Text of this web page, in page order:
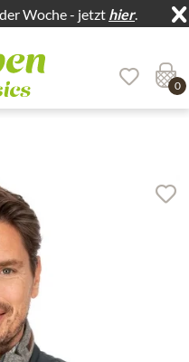
der Woche - jetzt hier.
springen
0